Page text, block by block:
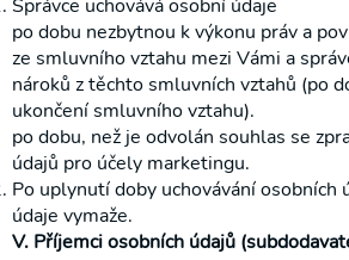
Správce uchovává osobní údaje
po dobu nezbytnou k výkonu práv a
ze smluvního vztahu mezi Vámi a
nároků z těchto smluvních vztahů (po
ukončení smluvního vztahu).
po dobu, než je odvolán souhlas se
údajů pro účely marketingu.
Po uplynutí doby uchovávání osobních
údaje vymaže.
V. Příjemci osobních údajů